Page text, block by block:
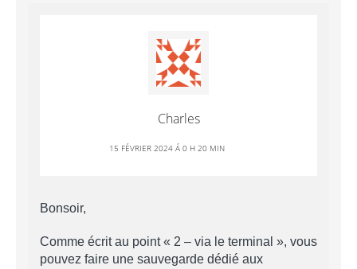
Charles
15 FÉVRIER 2024 Á 0 H 20 MIN
Bonsoir,
Comme écrit au point « 2 – via le terminal », vous
pouvez faire une sauvegarde dédié aux